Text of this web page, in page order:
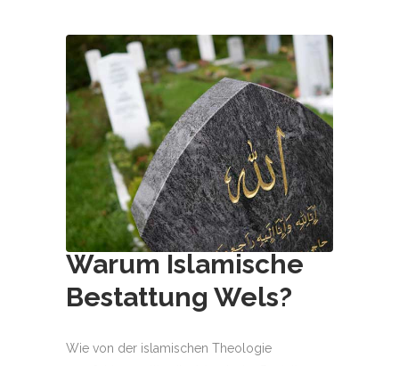
Warum Islamische
Bestattung Wels?
Wie von der islamischen Theologie